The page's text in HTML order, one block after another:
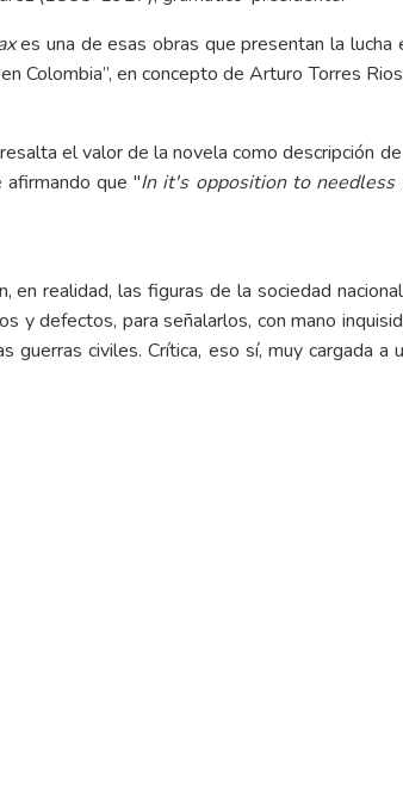
es una de esas obras que presentan la lucha
Colombia”, en concepto de Arturo Torres
el valor de la novela como descripción
afirmando que "In it's opposition to needless
realidad, las figuras de la sociedad
y defectos, para señalarlos, con mano
civiles. Crítica, eso sí, muy cargada a